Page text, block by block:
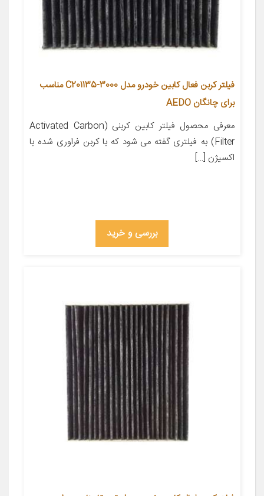
فیلتر کربن فعال کابین خودرو مدل C201135-3000 مناسب
برای چانگان AEDO
معرفی محصول فیلتر کابین کربنی (Activated Carbon
Filter) به فیلتری گفته می شود که با کربن فراوری شده با
اکسیژن […]
بررسی و خرید